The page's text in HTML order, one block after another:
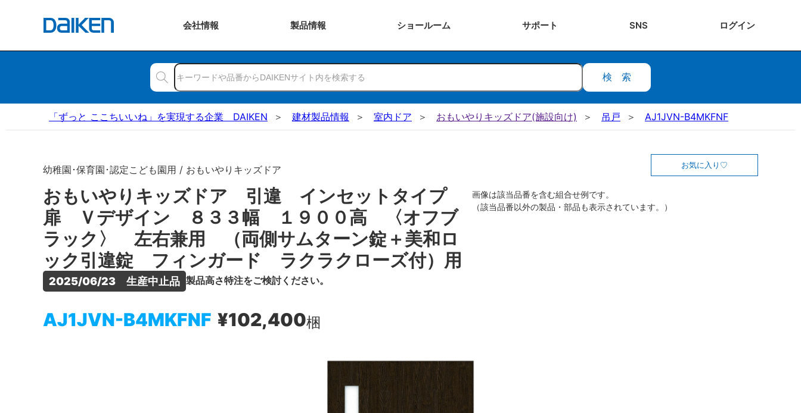
会社情報 製品情報 ショールーム サポート SNS ログイン
検索
「ずっと ここちいいね」を実現する企業 DAIKEN 建材製品情報 室内ドア おもいやりキッズドア(施設向け) 吊戸 AJ1JVN-B4MKFNF
幼稚園･保育園･認定こども園用 / おもいやりキッズドア
おもいやりキッズドア 引違 インセットタイプ
扉 Ｖデザイン ８３３幅 １９００高 〈オフブ
ラック〉 左右兼用 （両側サムターン錠＋美和ロ
ック引違錠 フィンガード ラクラクローズ付）用
2025/06/23　生産中止品 製品高さ特注をご検討ください。
AJ1JVN-B4MKFNF ¥102,400梱
お気に入り
画像は該当品番を含む組合せ例です。
（該当品番以外の製品・部品も表示されています。）